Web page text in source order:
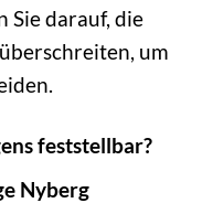
Sie darauf, die
um
feststellbar?
Nyberg